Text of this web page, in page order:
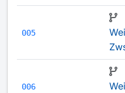
005
006